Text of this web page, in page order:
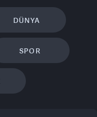
DÜNYA
SPOR